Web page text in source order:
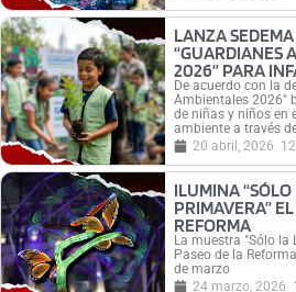
LANZA
“GUARDIANES
2026” PARA
De acuerdo con la
Ambientales 2026"
de niñas y niños en
ambiente a través
20 abril, 2026
ILUMINA
PRIMAVERA”
REFORMA
La muestra "Sólo la
Paseo de la
de marzo
24 marzo, 2026